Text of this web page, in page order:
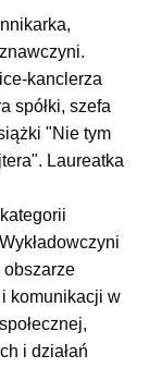
kanclerza
spółki, szefa
"Nie tym
Laureatka
obszarze
komunikacji w
i działań